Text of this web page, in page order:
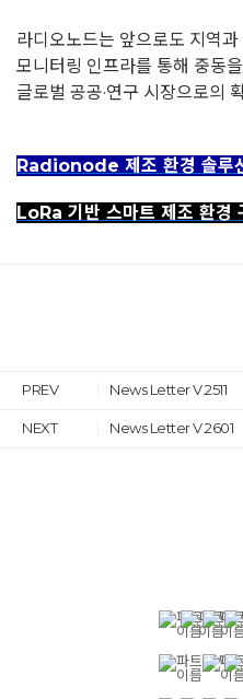
라디오노드는 앞으로도 지역
모니터링 인프라를 통해 중동
글로벌 공공·연구 시장으로의
Radionode 제조 환경 솔루
LoRa 기반 스마트 제조 환경
PREV News Letter V.2511
NEXT News Letter V.2601